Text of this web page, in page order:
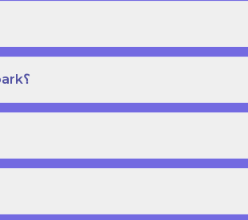
هل يمكنني طلب نسخة مطبوعة بغلاف مقوى من كتاب قصص على Story Spark؟